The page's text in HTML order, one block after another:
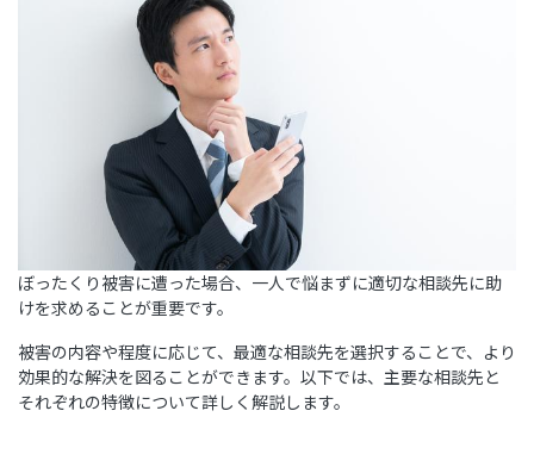
ぼったくり被害に遭った場合、一人で悩まずに適切な相談先に助
けを求めることが重要です。
被害の内容や程度に応じて、最適な相談先を選択することで、より
効果的な解決を図ることができます。以下では、主要な相談先と
それぞれの特徴について詳しく解説します。